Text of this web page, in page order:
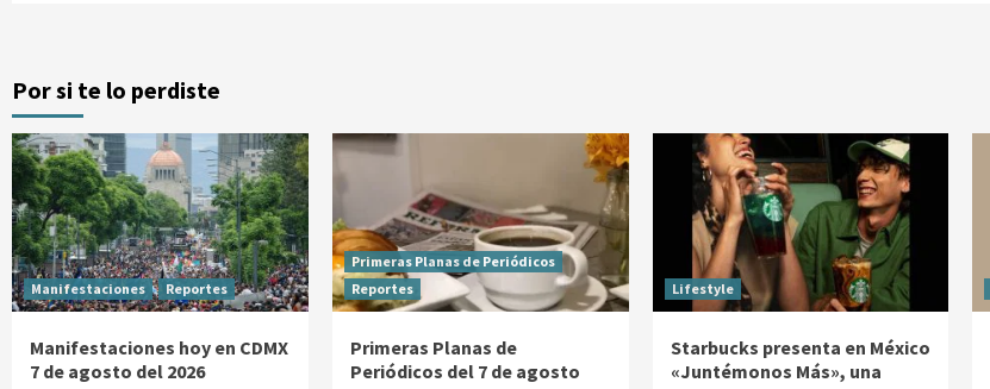
Por si te lo perdiste
Manifestaciones Reportes
Manifestaciones hoy en CDMX
7 de agosto del 2026
Primeras Planas de Periódicos
Reportes
Primeras Planas de
Periódicos del 7 de agosto
Lifestyle
Starbucks presenta en México
«Juntémonos Más», una